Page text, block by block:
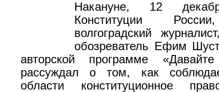
Накануне, 12
Конституции
волгоградский
обозреватель Ефим
авторской программе
рассуждал о том, как
области конституционное